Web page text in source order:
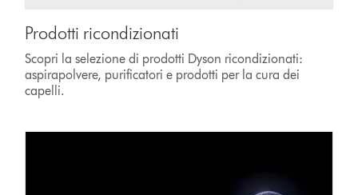
Prodotti ricondizionati
Scopri la selezione di prodotti Dyson ricondizionati:
aspirapolvere, purificatori e prodotti per la cura dei
capelli.